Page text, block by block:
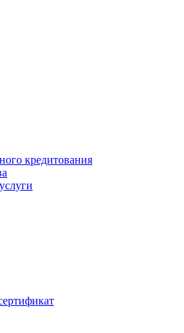
кредитования